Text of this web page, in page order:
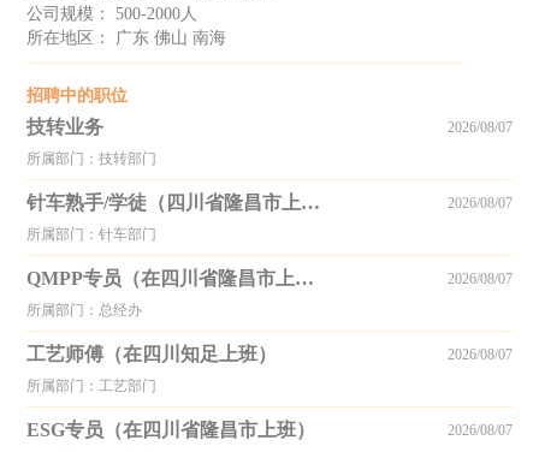
公司规模： 500-2000人
所在地区： 广东 佛山 南海
招聘中的职位
技转业务
所属部门：技转部门
2026/08/07
针车熟手/学徒（四川省隆昌市上班）
所属部门：针车部门
2026/08/07
QMPP专员（在四川省隆昌市上班）
所属部门：总经办
2026/08/07
工艺师傅（在四川知足上班）
所属部门：工艺部门
2026/08/07
ESG专员（在四川省隆昌市上班） 2026/08/07